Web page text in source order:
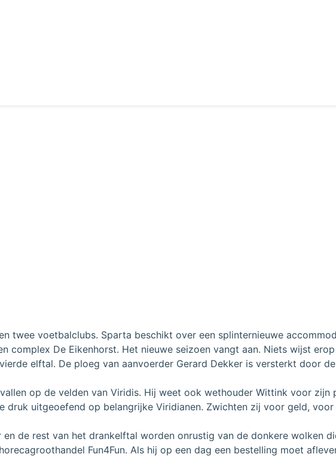
twee voetbalclubs. Sparta beschikt over een splinternieuwe
De Eikenhorst. Het nieuwe seizoen vangt aan. Niets wijst
elftal. De ploeg van aanvoerder Gerard Dekker is versterkt door
op de velden van Viridis. Hij weet ook wethouder Wittink voor zijn
uitgeoefend op belangrijke Viridianen. Zwichten zij voor geld,
de rest van het drankelftal worden onrustig van de donkere wolken
Fun4Fun. Als hij op een dag een bestelling moet